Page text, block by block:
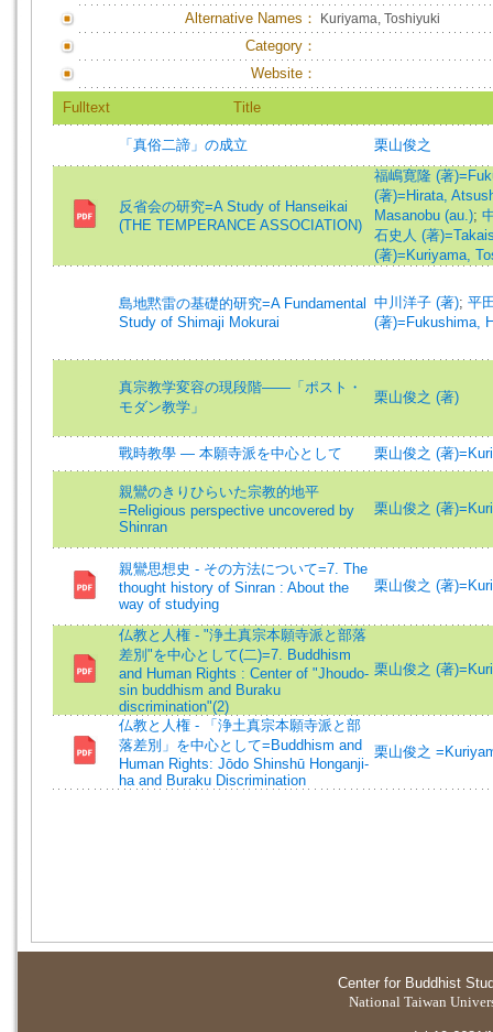
Alternative Names： Kuriyama, Toshiyuki
Category：
Website：
Fulltext Title
「真俗二諦」の成立 栗山俊之
反省会の研究=A Study of Hanseikai
(THE TEMPERANCE ASSOCIATION)
福嶋寛隆 (著
(著)=Hirata,
Masanobu (au.);
石史人 (著
(著)=Kuriyama,
島地黙雷の基礎的研究=A Fundamental
Study of Shimaji Mokurai
中川洋子 (著); 平
(著)=Fukushima,
真宗教学変容の現段階――「ポスト・
モダン教学」
栗山俊之 (著)
戰時教學 — 本願寺派を中心として 栗山俊之 (著
親鸞のきりひらいた宗教的地平
=Religious perspective uncovered by
Shinran
栗山俊之 (著
親鸞思想史 - その方法について=7. The
thought history of Sinran : About the
way of studying
栗山俊之 (著
仏教と人権 - "浄土真宗本願寺派と部落
差別"を中心として(二)=7. Buddhism
and Human Rights : Center of "Jhoudo-
sin buddhism and Buraku
discrimination"(2)
栗山俊之 (著
仏教と人権 - 「浄土真宗本願寺派と部
落差別」を中心として=Buddhism and
Human Rights: Jōdo Shinshū Honganji-
ha and Buraku Discrimination
栗山俊之
Center for Buddhist
National Taiwan